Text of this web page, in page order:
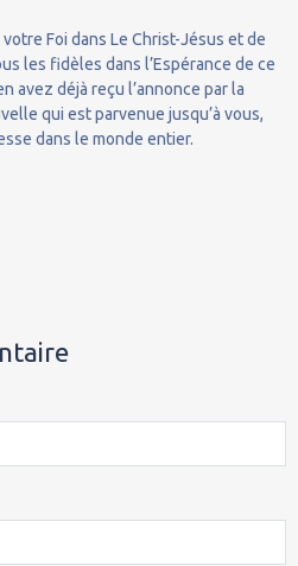
Foi dans Le Christ-Jésus et de
les fidèles dans l’Espérance de ce
avez déjà reçu l’annonce par la
qui est parvenue jusqu’à vous,
dans le monde entier.